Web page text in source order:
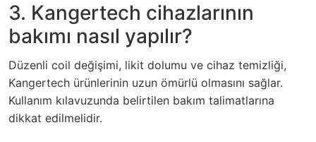
3. Kangertech cihazlarının
bakımı nasıl yapılır?
Düzenli coil değişimi, likit dolumu ve cihaz temizliği,
Kangertech ürünlerinin uzun ömürlü olmasını sağlar.
Kullanım kılavuzunda belirtilen bakım talimatlarına
dikkat edilmelidir.